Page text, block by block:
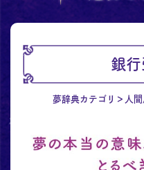
銀
夢辞典カテゴリ 人